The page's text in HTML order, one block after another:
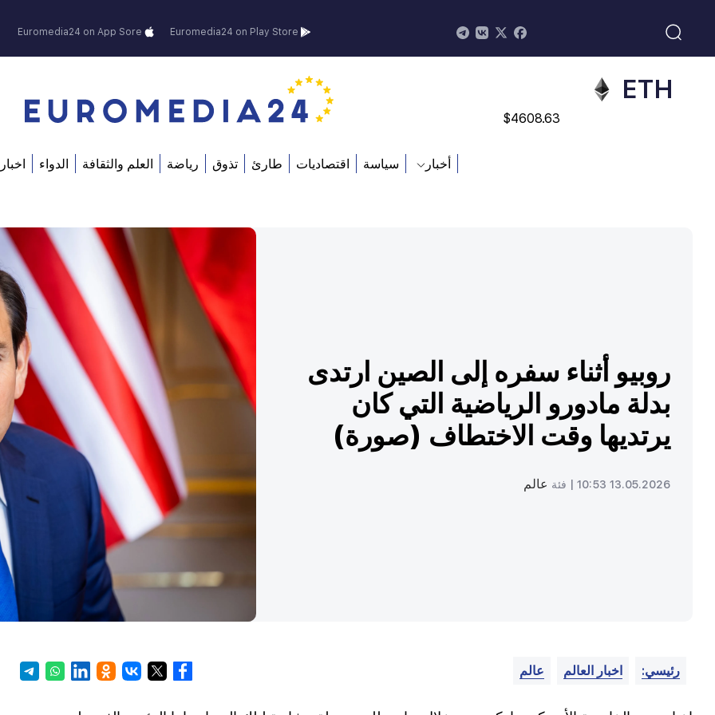
Euromedia24 on Play Store
Euromedia24 on App Sore ADA
$0.868816
ETH
$4608.63
أخبار سياسة اقتصاديات طارئ تذوق رياضة العلم والثقافة الدواء
روبيو أثناء سفره إلى الصين ارتدى
بدلة مادورو الرياضية التي كان
يرتديها وقت الاختطاف (صورة)
13.05.2026 10:53 | فئة عالم
رئيسي: اخبار العالم عالم